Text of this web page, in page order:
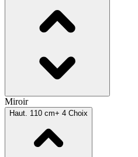
Miroir
Haut. 110 cm+ 4 Choix